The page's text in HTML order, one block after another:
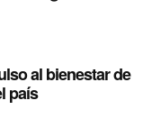
al bienestar de
país